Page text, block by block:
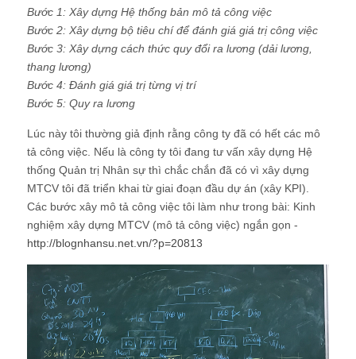
Bước 1: Xây dựng Hệ thống bản mô tả công việc
Bước 2: Xây dựng bộ tiêu chí để đánh giá giá trị công việc
Bước 3: Xây dựng cách thức quy đổi ra lương (dải lương,
thang lương)
Bước 4: Đánh giá giá trị từng vị trí
Bước 5: Quy ra lương
Lúc này tôi thường giả định rằng công ty đã có hết các mô
tả công việc. Nếu là công ty tôi đang tư vấn xây dựng Hệ
thống Quản trị Nhân sự thì chắc chắn đã có vì xây dựng
MTCV tôi đã triển khai từ giai đoạn đầu dự án (xây KPI).
Các bước xây mô tả công việc tôi làm như trong bài: Kinh
nghiệm xây dựng MTCV (mô tả công việc) ngắn gọn -
http://blognhansu.net.vn/?p=20813